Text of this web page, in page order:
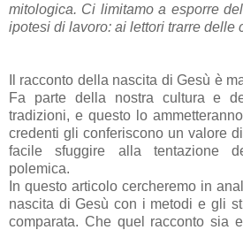
mitologica. Ci limitamo a esporre
ipotesi di lavoro: ai lettori trarre delle
Il racconto della nascita di Gesù è
Fa parte della nostra cultura e
tradizioni, e questo lo
credenti gli conferiscono un valore
facile sfuggire alla tentazione
polemica.
In questo articolo cercheremo in
nascita di Gesù con i metodi e gli
comparata. Che quel racconto sia